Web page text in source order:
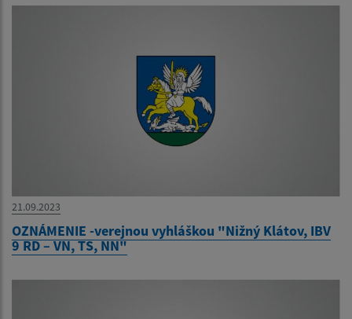
21.09.2023
OZNÁMENIE -verejnou vyhláškou "Nižný Klátov, IBV
9 RD – VN, TS, NN"